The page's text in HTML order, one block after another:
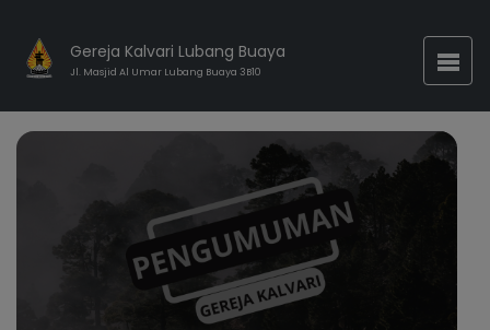
Gereja Kalvari Lubang Buaya
Jl. Masjid Al Umar Lubang Buaya 3B10